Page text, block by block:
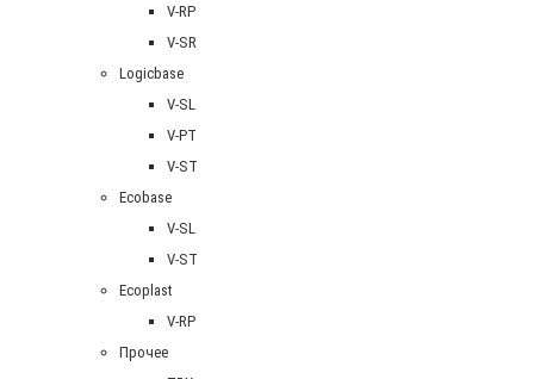
V-RP
V-SR
Logicbase
V-SL
V-PT
V-ST
Ecobase
V-SL
V-ST
Ecoplast
V-RP
Прочее